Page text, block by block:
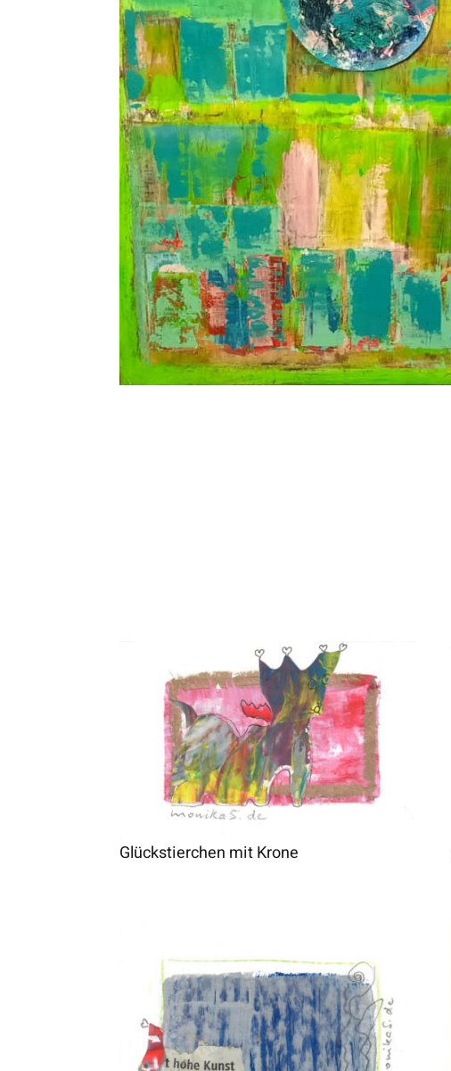
Glückstierchen mit Krone